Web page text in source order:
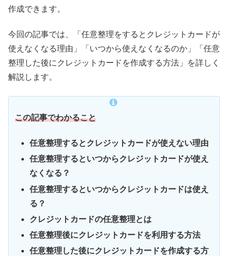
作成できます。
今回の記事では、「任意整理をするとクレジットカードが
使えなくなる理由」「いつから使えなくなるのか」「任意
整理した後にクレジットカードを作成する方法」を詳しく
解説します。
この記事でわかること
任意整理するとクレジットカードが使えない理由
任意整理するといつからクレジットカードが使え
なくなる？
任意整理するといつからクレジットカードは使え
る？
クレジットカードの任意整理とは
任意整理後にクレジットカードを利用する方法
任意整理した後にクレジットカードを作成する方